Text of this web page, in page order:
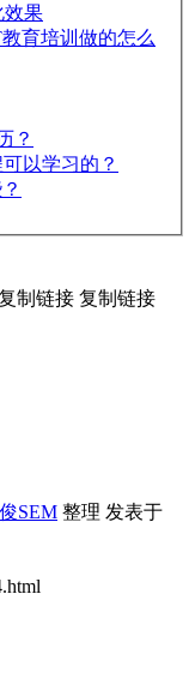
效果
育培训做的怎么
？
以学习的？
制链接 复制链接
SEM 整理 发表于